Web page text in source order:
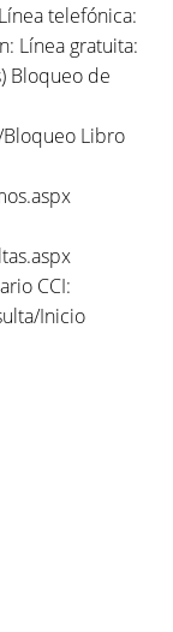
telefónica:
Línea gratuita:
Bloqueo de
Libro
CCI:
Inicio